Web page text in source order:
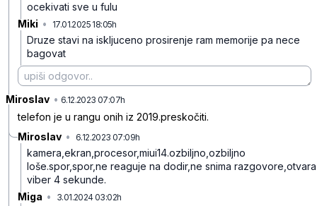
ocekivati sve u fulu
Miki • 17.01.2025 18:05h
Druze stavi na iskljuceno prosirenje ram memorije pa nece
bagovat
Miroslav • 6.12.2023 07:07h
telefon je u rangu onih iz 2019.preskočiti.
Miroslav • 6.12.2023 07:09h
kamera,ekran,procesor,miui14.ozbiljno,ozbiljno
loše.spor,spor,ne reaguje na dodir,ne snima razgovore,otvara
viber 4 sekunde.
Miga • 3.01.2024 03:02h